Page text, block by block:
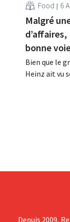
Food 6
Malgré
bonne
Bien que le
Heinz ait vu
Depuis 2009,